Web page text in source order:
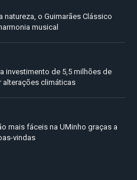
natureza, o Guimarães Clássico
musical
investimento de 5,5 milhões de
alterações climáticas
mais fáceis na UMinho graças a
vindas